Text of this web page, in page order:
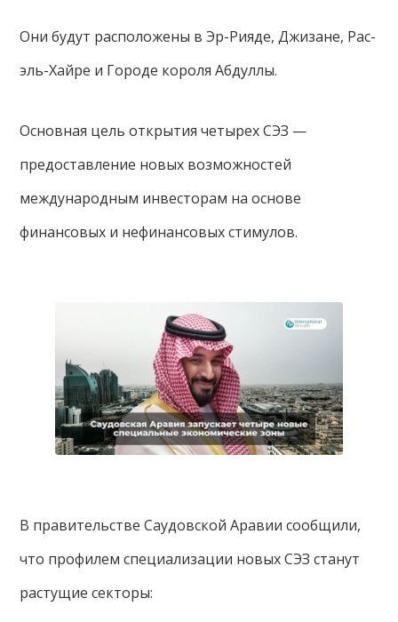
Они будут расположены в Эр-Рияде, Джизане, Рас-
эль-Хайре и Городе короля Абдуллы.
Основная цель открытия четырех СЭЗ —
предоставление новых возможностей
международным инвесторам на основе
финансовых и нефинансовых стимулов.
В правительстве Саудовской Аравии сообщили,
что профилем специализации новых СЭЗ станут
растущие секторы: